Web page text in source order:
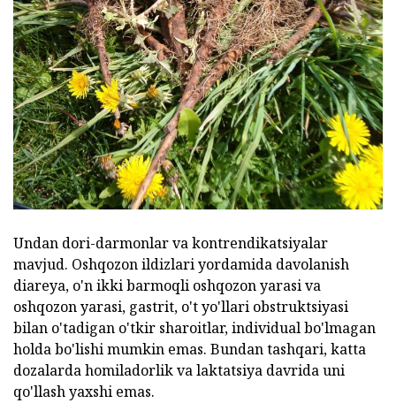
Undan dori-darmonlar va kontrendikatsiyalar
mavjud. Oshqozon ildizlari yordamida davolanish
diareya, o'n ikki barmoqli oshqozon yarasi va
oshqozon yarasi, gastrit, o't yo'llari obstruktsiyasi
bilan o'tadigan o'tkir sharoitlar, individual bo'lmagan
holda bo'lishi mumkin emas. Bundan tashqari, katta
dozalarda homiladorlik va laktatsiya davrida uni
qo'llash yaxshi emas.